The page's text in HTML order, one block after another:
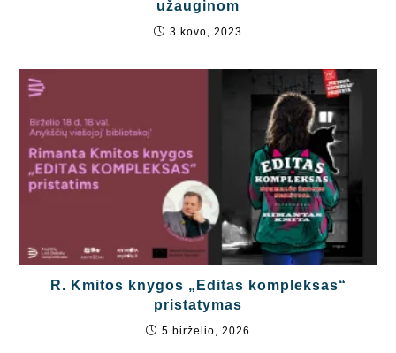
užauginom
3 kovo, 2023
R. Kmitos knygos „Editas kompleksas“
pristatymas
5 birželio, 2026